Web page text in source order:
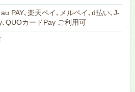
PAY､楽天ペイ､メルペイ､d払い､J-
､QUOカードPay ご利用可